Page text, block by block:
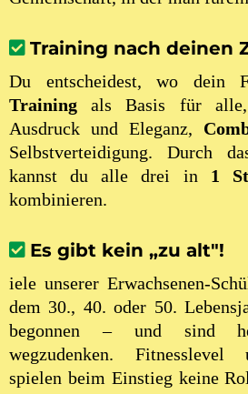
Training nach deinen
Du entscheidest, wo dein
Training als Basis für
Ausdruck und Eleganz,
Selbstverteidigung. Durch
kannst du alle drei in 1
kombinieren.
Es gibt kein „zu alt"!
iele unserer Erwachsenen-
dem 30., 40. oder 50.
begonnen – und sind
wegzudenken. Fitnesslevel
spielen beim Einstieg keine